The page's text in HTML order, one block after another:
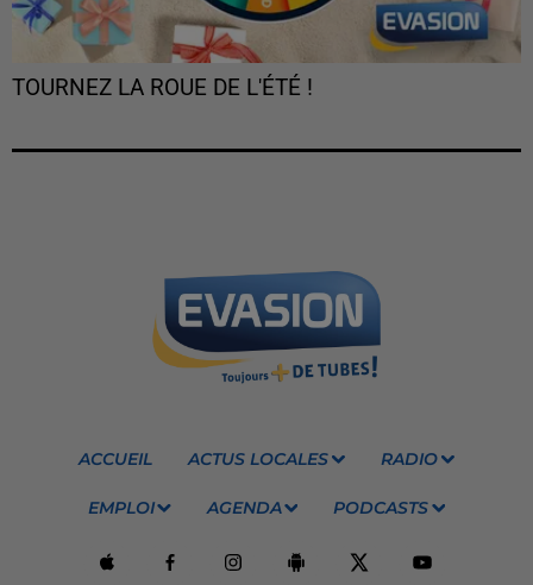
TOURNEZ LA ROUE DE L'ÉTÉ !
ACCUEIL ACTUS LOCALES RADIO
EMPLOI AGENDA PODCASTS